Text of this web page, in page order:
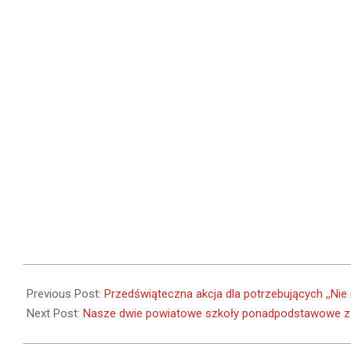
12-
17
Previous Post: Przedświąteczna akcja dla potrzebujących ,,Nie
Next Post: Nasze dwie powiatowe szkoły ponadpodstawowe